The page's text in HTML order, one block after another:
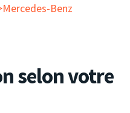
Benz
selon votre